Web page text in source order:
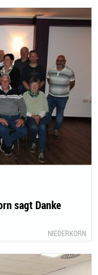
sagt Danke
NIEDERKORN